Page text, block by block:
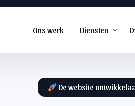
Ons werk Diensten
De website